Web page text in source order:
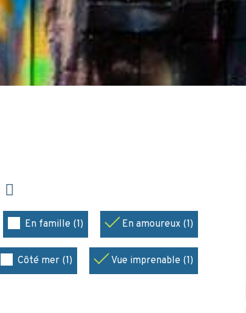
En famille (1) En amoureux (1)
Côté mer (1) Vue imprenable (1)